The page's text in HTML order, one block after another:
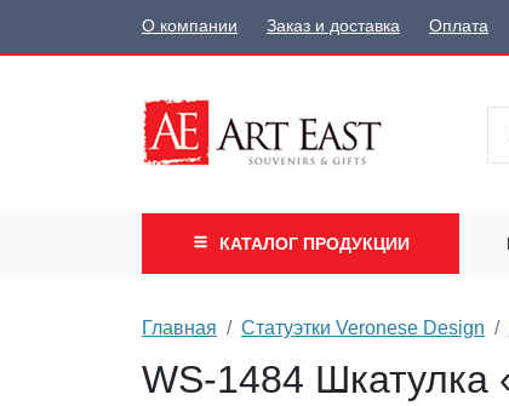
О компании Заказ и доставка Оплата
КАТАЛОГ ПРОДУКЦИИ
Главная Статуэтки Veronese Design
WS-1484 Шкатулка